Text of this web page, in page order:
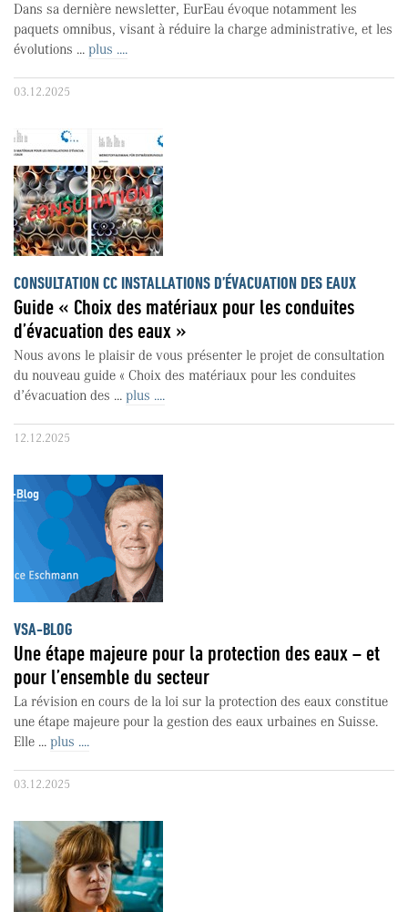
Dans sa dernière newsletter, EurEau évoque notamment les
paquets omnibus, visant à réduire la charge administrative, et les
évolutions ... plus ....
03.12.2025
CONSULTATION CC INSTALLATIONS D’ÉVACUATION DES EAUX
Guide « Choix des matériaux pour les conduites
d’évacuation des eaux »
Nous avons le plaisir de vous présenter le projet de consultation
du nouveau guide « Choix des matériaux pour les conduites
d’évacuation des ... plus ....
12.12.2025
VSA-BLOG
Une étape majeure pour la protection des eaux – et
pour l’ensemble du secteur
La révision en cours de la loi sur la protection des eaux constitue
une étape majeure pour la gestion des eaux urbaines en Suisse.
Elle ... plus ....
03.12.2025